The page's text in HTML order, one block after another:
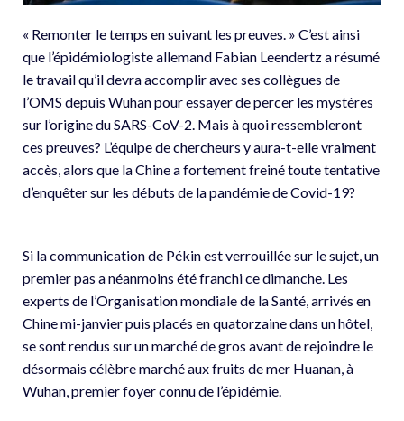
« Remonter le temps en suivant les preuves. » C’est ainsi
que l’épidémiologiste allemand Fabian Leendertz a résumé
le travail qu’il devra accomplir avec ses collègues de
l’OMS depuis Wuhan pour essayer de percer les mystères
sur l’origine du SARS-CoV-2. Mais à quoi ressembleront
ces preuves? L’équipe de chercheurs y aura-t-elle vraiment
accès, alors que la Chine a fortement freiné toute tentative
d’enquêter sur les débuts de la pandémie de Covid-19?
Si la communication de Pékin est verrouillée sur le sujet, un
premier pas a néanmoins été franchi ce dimanche. Les
experts de l’Organisation mondiale de la Santé, arrivés en
Chine mi-janvier puis placés en quatorzaine dans un hôtel,
se sont rendus sur un marché de gros avant de rejoindre le
désormais célèbre marché aux fruits de mer Huanan, à
Wuhan, premier foyer connu de l’épidémie.